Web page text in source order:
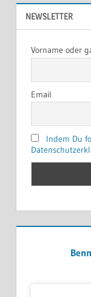
NEWSLETTER
Vorname oder
Email
Indem Du